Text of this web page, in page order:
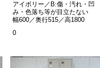
アイボリー／B:傷・汚れ・凹
み・色落ち等が目立たない
幅600／奥行515／高1800
0